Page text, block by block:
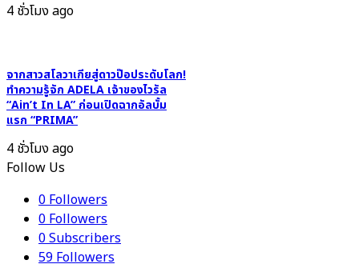
16
iQIYI
เท่านั้น!
4 ชั่วโมง ago
จากสาวสโลวาเกียสู่ดาวป๊อประดับโลก!
ทำความรู้จัก ADELA เจ้าของไวรัล
“Ain’t In LA” ก่อนเปิดฉากอัลบั้ม
แรก “PRIMA”
4 ชั่วโมง ago
Follow Us
0 Followers
0 Followers
0Subscribers
59 Followers